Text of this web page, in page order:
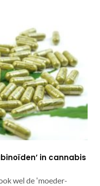
in cannabis
wel de 'moeder-